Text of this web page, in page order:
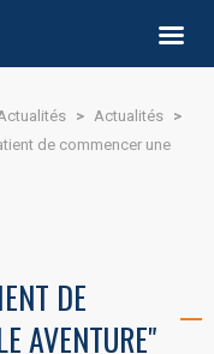
> Actualités >
de commencer une
DE
AVENTURE"